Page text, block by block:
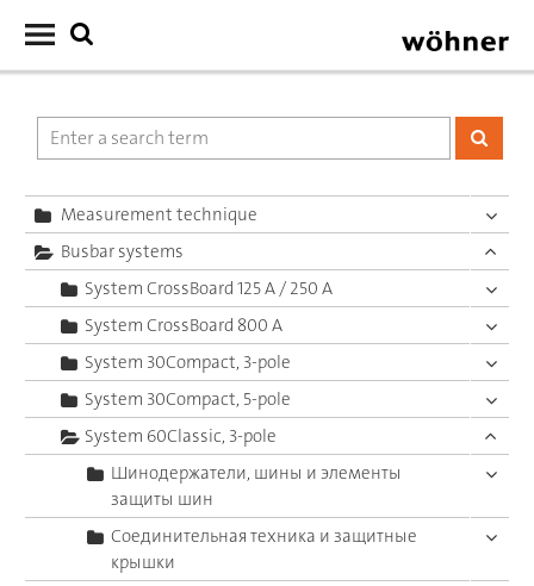
Measurement technique
Busbar systems
System CrossBoard 125 A / 250 A
System CrossBoard 800 A
System 30Compact, 3-pole
System 30Compact, 5-pole
System 60Classic, 3-pole
Шинодержатели, шины и элементы
защиты шин
Соединительная техника и защитные
крышки